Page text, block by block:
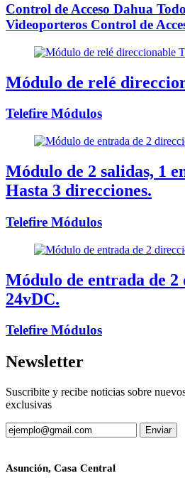
Control de Acceso Dahua
Videoporteros Control de
Módulo de relé
Telefire Módulos
Módulo de 2 salidas, 1
Hasta 3 direcciones.
Telefire Módulos
Módulo de entrada de 2
24vDC.
Telefire Módulos
Newsletter
Suscribite y recibe noticias sobre
exclusivas
Asunción, Casa Central